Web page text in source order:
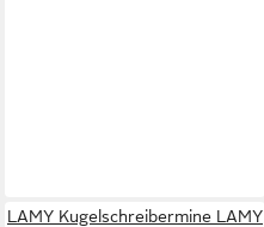
LAMY Kugelschreibermine LAMY